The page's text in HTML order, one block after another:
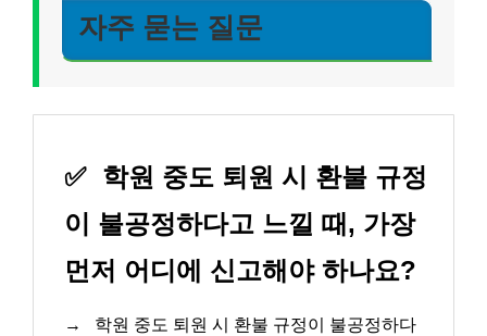
자주 묻는 질문
✅ 학원 중도 퇴원 시 환불 규정
이 불공정하다고 느낄 때, 가장
먼저 어디에 신고해야 하나요?
→
학원 중도 퇴원 시 환불 규정이 불공정하다